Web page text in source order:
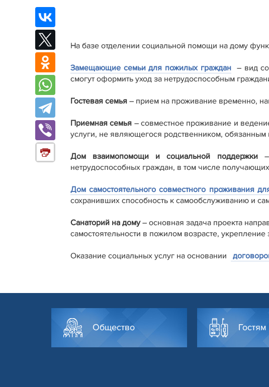
На базе отделении социальной помощи на дому
Замещающие семьи для пожилых граждан –вид
смогут оформить уход за нетрудоспособным
Гостевая семья – прием на проживание временно,
Приемная семья – совместное проживание и
услуги, не являющегося родственником, обязанным
Дом взаимопомощи и социальной поддержки–
нетрудоспособных граждан, в том числе
Дом самостоятельного совместного проживания
сохранивших способность к самообслуживанию и
Санаторий на дому– основная задача проекта
самостоятельности в пожилом возрасте,
Оказание социальных услуг на основании
Общество Гостям